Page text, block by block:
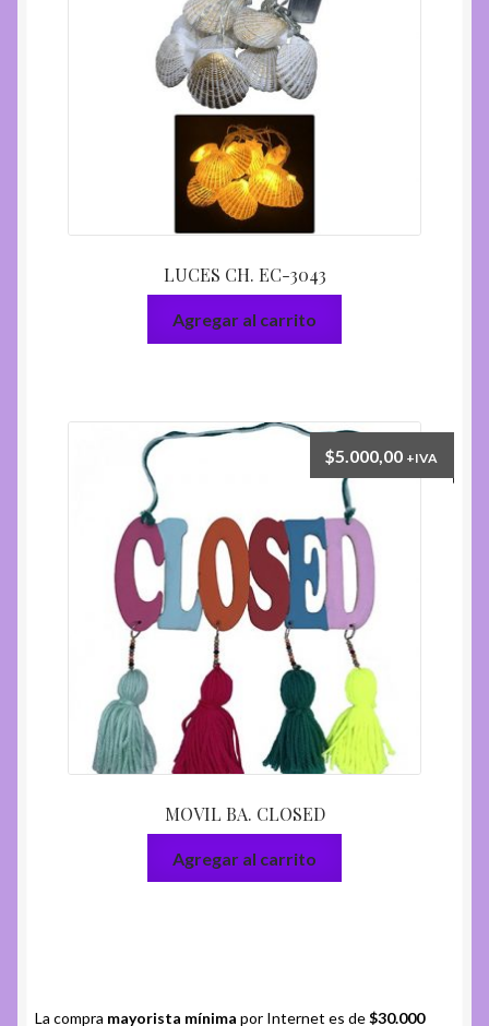
LUCES CH. EC-3043
Agregar al carrito
MOVIL BA. CLOSED
$5.000,00 +IVA
Agregar al carrito
La compra mayorista mínima por Internet es de$30.000